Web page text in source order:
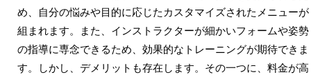
め、自分の悩みや目的に応じたカスタマイズされたメニューが
組まれます。また、インストラクターが細かいフォームや姿勢
の指導に専念できるため、効果的なトレーニングが期待できま
す。しかし、デメリットも存在します。その一つに、料金が高